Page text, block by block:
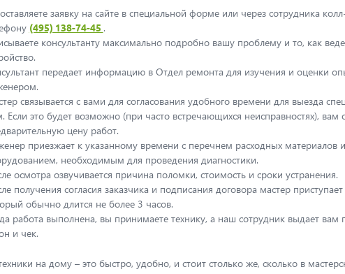
заявку на сайте в специальной форме или через сотрудника
(495) 138-74-45 .
консультанту максимально подробно вашу проблему и то, как
передает информацию в Отдел ремонта для изучения и оценки
связывается с вами для согласования удобного времени для выезда
Если это будет возможно (при часто встречающихся неисправностях), вам
цену работ.
приезжает к указанному времени с перечнем расходных материалов и
необходимым для проведения диагностики.
осмотра озвучивается причина поломки, стоимость и сроки устранения.
получения согласия заказчика и подписания договора мастер
обычно длится не более 3 часов.
работа выполнена, вы принимаете технику, а наш сотрудник выдает вам
и чек.
на дому – это быстро, удобно, и стоит столько же, сколько в